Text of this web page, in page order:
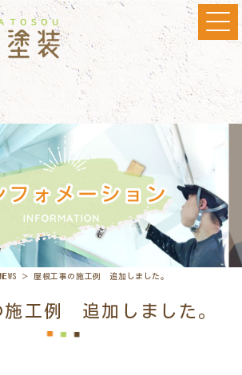
＞ 屋根工事の施工例 追加しました。
施工例 追加しました。